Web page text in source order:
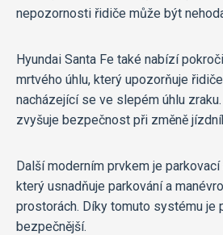
nepozornosti řidiče může být
Hyundai Santa Fe také nabízí
mrtvého úhlu, který upozorňuje
nacházející se ve slepém úhlu
zvyšuje bezpečnost při změně
Další moderním prvkem je
který usnadňuje parkování a
prostorách. Díky tomuto systému je
bezpečnější.